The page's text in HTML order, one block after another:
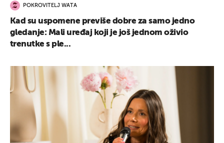
POKROVITELJ WATA
Kad su uspomene previše dobre za samo jedno
gledanje: Mali uređaj koji je još jednom oživio
trenutke s ple...